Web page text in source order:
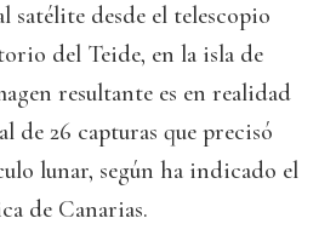
satélite desde el telescopio
del Teide, en la isla de
resultante es en realidad
de 26 capturas que precisó
lunar, según ha indicado el
de Canarias.